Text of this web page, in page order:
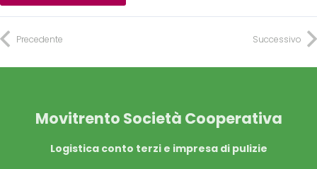
Precedente Successivo
Movitrento Società Cooperativa
Logistica conto terzi e impresa di pulizie